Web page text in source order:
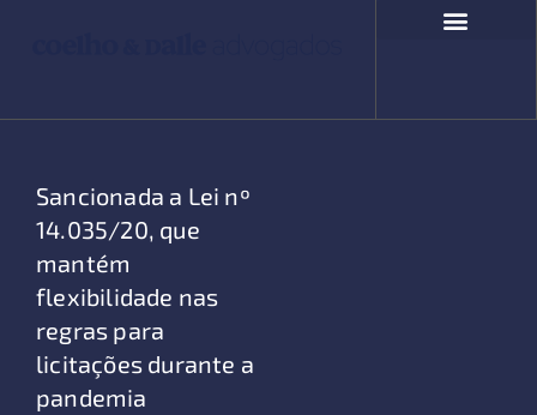
Sancionada a Lei nº
14.035/20, que
mantém
flexibilidade nas
regras para
licitações durante a
pandemia